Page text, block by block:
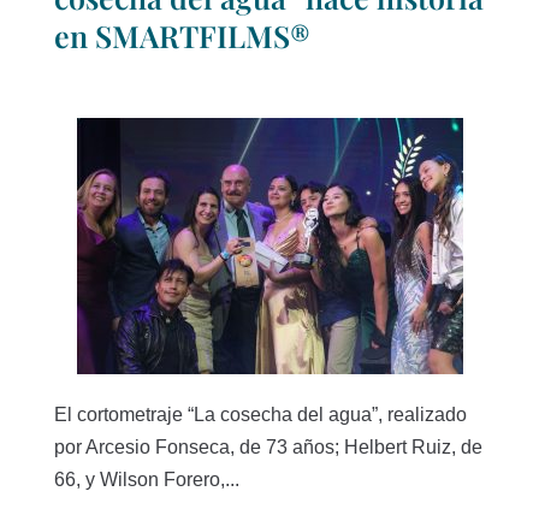
en SMARTFILMS®
El cortometraje “La cosecha del agua”, realizado
por Arcesio Fonseca, de 73 años; Helbert Ruiz, de
66, y Wilson Forero,...